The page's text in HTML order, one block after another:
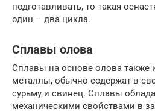
подготавливать, то такая
один – два цикла.
Сплавы олова
Сплавы на основе олова также
металлы, обычно содержат в
сурьму и свинец. Сплавы
механическими свойствами в